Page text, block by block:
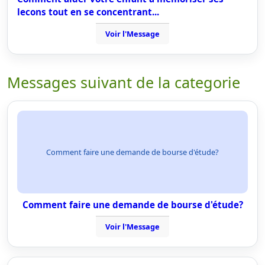
lecons tout en se concentrant...
Voir l'Message
Messages suivant de la categorie
Comment faire une demande de bourse d'étude?
Comment faire une demande de bourse d'étude?
Voir l'Message